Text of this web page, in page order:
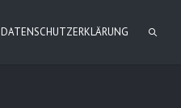
DATENSCHUTZERKLÄRUNG